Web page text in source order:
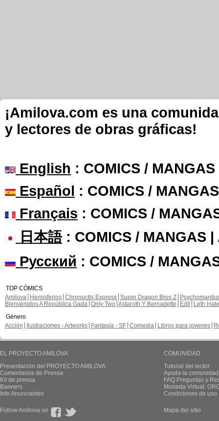
¡Amilova.com es una
y lectores de obras gráficas!
English : COMICS /
Español : COMICS /
Français : COMICS /
日本語: COMICS / MANGAS |
Русский : COMICS /
TOP CÓMICS
Amilova
Hemisferios Chronoctis Express Super Dragon Bros Z
Bienvenidos A República Gada Only Two Astaroth Y Bernadette Edil
Leth Hate
Género
Acción
Ilustraciones - Artworks Fantasía - SF Comedia Libros para jovenes
EL PROYECTO AMILOVA
Presentación del PROYECTO AMILOVA
Comentarios de Prensa
Kit de prensa
Banners
Info Anunciantes
COMUNIDAD
Tutorial del lector
Ayuda la
FAQ.Preguntas y
Moneda Virtual:
Condiciones de uso
Follow Amilova on Mapa del sitio